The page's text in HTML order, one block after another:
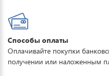
Способы оплаты
Оплачивайте покупки
получении или наложенным